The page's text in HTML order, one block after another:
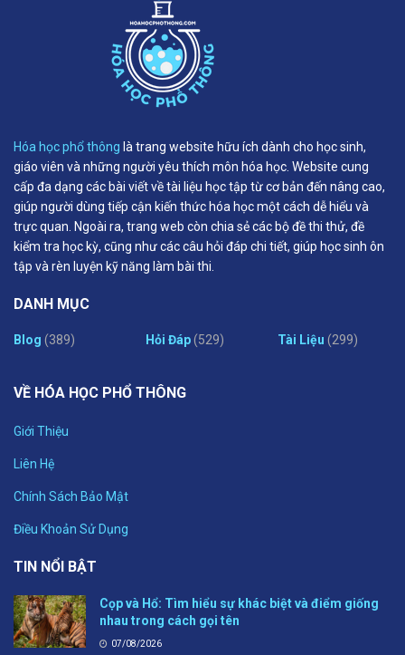
Hóa học phổ thông là trang website hữu ích dành cho học sinh,
giáo viên và những người yêu thích môn hóa học. Website cung
cấp đa dạng các bài viết về tài liệu học tập từ cơ bản đến nâng cao,
giúp người dùng tiếp cận kiến thức hóa học một cách dễ hiểu và
trực quan. Ngoài ra, trang web còn chia sẻ các bộ đề thi thử, đề
kiểm tra học kỳ, cũng như các câu hỏi đáp chi tiết, giúp học sinh ôn
tập và rèn luyện kỹ năng làm bài thi.
DANH MỤC
Blog (389) Hỏi Đáp(529) Tài Liệu (299)
VỀ HÓA HỌC PHỔ THÔNG
Giới Thiệu
Liên Hệ
Chính Sách Bảo Mật
Điều Khoản Sử Dụng
TIN NỔI BẬT
Cọp và Hổ: Tìm hiểu sự khác biệt và điểm giống
nhau trong cách gọi tên
07/08/2026